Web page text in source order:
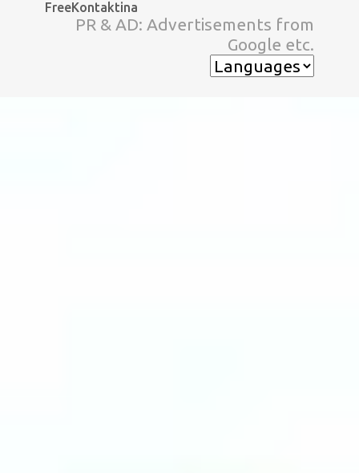
スキップしてメイン コンテンツに移動
FreeKontaktina
PR & AD: Advertisements from
Google etc.